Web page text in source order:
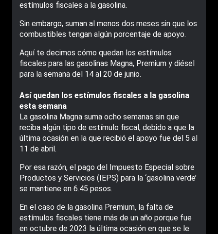
estímulos fiscales a la gasolina.
Sin embargo, suman al menos dos meses sin que los
combustibles tengan algún porcentaje de apoyo.
Aquí te decimos cómo quedan los estímulos
fiscales para las gasolinas Magna, Premium y diésel
para la semana del 14 al 20 de junio.
Así quedan los estímulos fiscales a la gasolina
esta semana
La gasolina Magna suma ocho semanas sin que
reciba algún tipo de estímulo fiscal, debido a que la
última ocasión en la que recibió el apoyo fue del 5 al
11 de abril.
Por esa razón, el pago del Impuesto Especial sobre
Productos y Servicios (IEPS) para la ‘gasolina verde’
se mantiene en 6.45 pesos.
En el caso de la gasolina Premium, la falta de
estímulos fiscales tiene más de un año porque fue
en octubre de 2023 la última ocasión en que se le